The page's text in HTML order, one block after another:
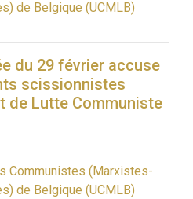
de Belgique (UCMLB)
du 29 février accuse
scissionnistes
de Lutte Communiste
Communistes (Marxistes-
de Belgique (UCMLB)